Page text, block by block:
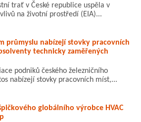
trať v České republice uspěla v
na životní prostředí (EIA)...
průmyslu nabízejí stovky pracovních
technicky zaměřených
podniků českého železničního
nabízejí stovky pracovních míst,...
globálního výrobce HVAC